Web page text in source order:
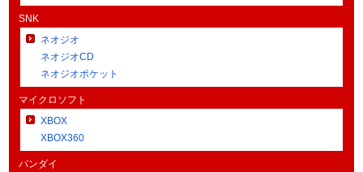
SNK
ネオジオ
ネオジオCD
ネオジオポケット
マイクロソフト
XBOX
XBOX360
バンダイ